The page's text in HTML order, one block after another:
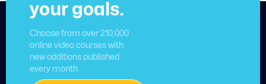
your goals.
Choose from over 210,000
online video courses with
new additions published
every month